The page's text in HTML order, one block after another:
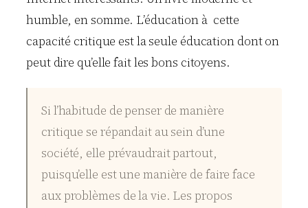
humble, en somme. L’éducation à cette
capacité critique est la seule éducation dont on
peut dire qu’elle fait les bons citoyens.
Si l’habitude de penser de manière
critique se répandait au sein d’une
société, elle prévaudrait partout,
puisqu’elle est une manière de faire face
aux problèmes de la vie. Les propos